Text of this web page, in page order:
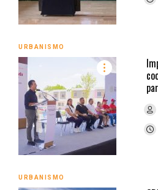
URBANISMO
URBANISMO